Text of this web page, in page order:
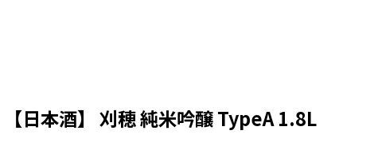
【日本酒】 刈穂 純米吟醸 TypeA 1.8L